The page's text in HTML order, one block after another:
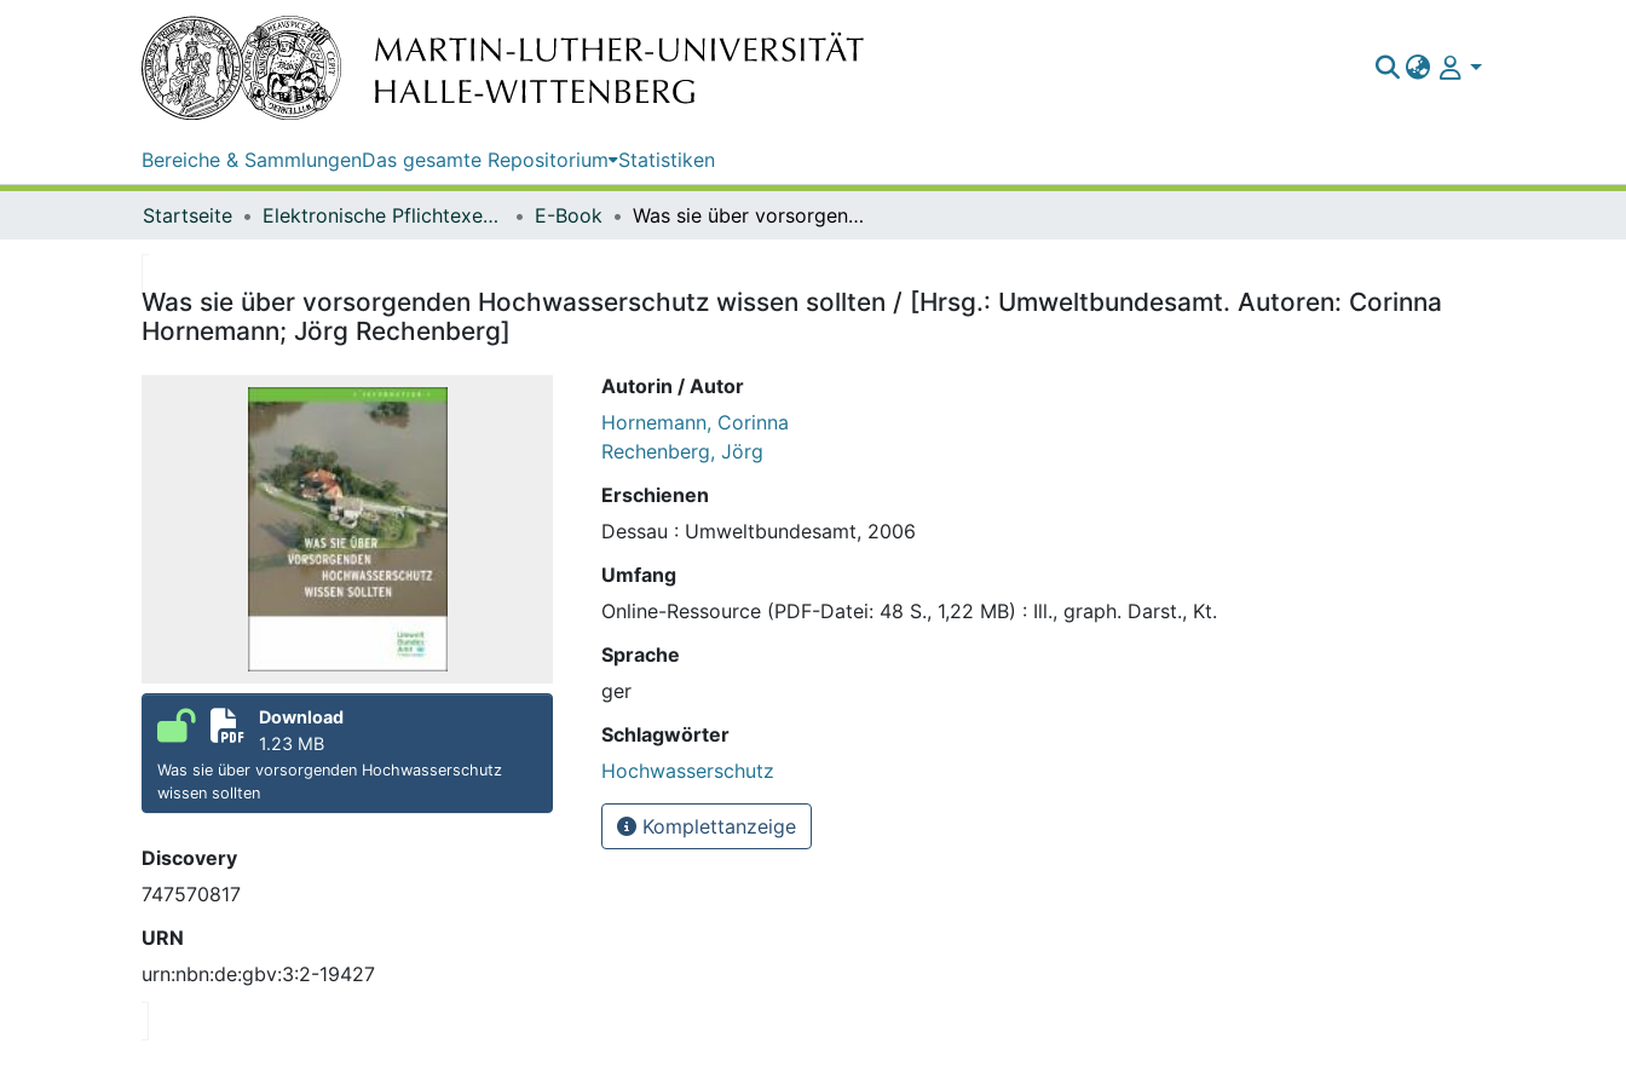
Bereiche & SammlungenDas gesamte Repositorium Statistiken
Startseite Elektronische Pflichtexemplare E-Book Was sie über vorsorgenden Hochwasserschutz wissen sollten / [Hrsg.: Umweltbundesamt. Autoren: Corinna Hornemann; Jörg Rechenberg]
Was sie über vorsorgenden Hochwasserschutz wissen sollten / [Hrsg.: Umweltbundesamt. Autoren: Corinna
Hornemann; Jörg Rechenberg]
Download
1.23 MB
Was sie über vorsorgenden Hochwasserschutz
wissen sollten
Discovery
747570817
URN
urn:nbn:de:gbv:3:2-19427
Autorin / Autor
Hornemann, Corinna
Rechenberg, Jörg
Erschienen
Dessau : Umweltbundesamt, 2006
Umfang
Online-Ressource (PDF-Datei: 48 S., 1,22 MB) : Ill., graph. Darst., Kt.
Sprache
ger
Schlagwörter
Hochwasserschutz
Komplettanzeige